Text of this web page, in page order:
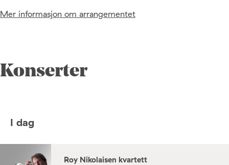
Mer informasjon om arrangementet
Konserter
I dag
Roy Nikolaisen kvartett